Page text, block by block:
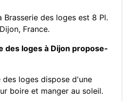
Brasserie des loges est 8 Pl.
France.
des loges à Dijon propose-
des loges dispose d'une
boire et manger au soleil.